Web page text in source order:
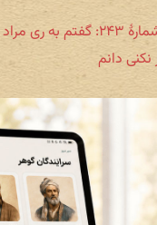
دل آسان برآورم